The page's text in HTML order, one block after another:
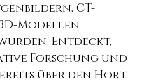
CT-
Modellen
Entdeckt,
Forschung und
über den Hort